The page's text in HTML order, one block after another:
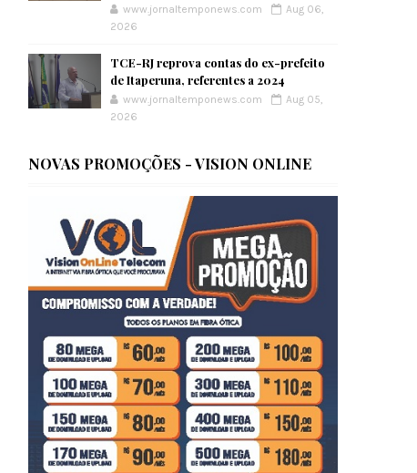
www.jornaltemponews.com
Aug 06,
2026
TCE-RJ reprova contas do ex-prefeito
de Itaperuna, referentes a 2024
www.jornaltemponews.com
Aug 05,
2026
NOVAS PROMOÇÕES - VISION ONLINE